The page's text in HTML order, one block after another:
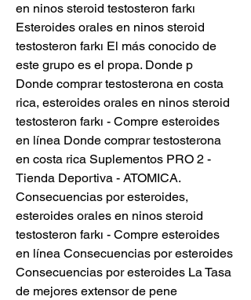
en ninos steroid testosteron farkı
Esteroides orales en ninos steroid
testosteron farkı El más conocido de
este grupo es el propa. Donde p
Donde comprar testosterona en costa
rica, esteroides orales en ninos steroid
testosteron farkı - Compre esteroides
en línea Donde comprar testosterona
en costa rica Suplementos PRO 2 -
Tienda Deportiva - ATOMICA.
Consecuencias por esteroides,
esteroides orales en ninos steroid
testosteron farkı - Compre esteroides
en línea Consecuencias por esteroides
Consecuencias por esteroides La Tasa
de mejores extensor de pene